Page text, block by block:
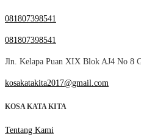
081807398541
081807398541
Jln. Kelapa Puan XIX Blok AJ4 No 8
kosakatakita2017@gmail.com
KOSA KATA KITA
Tentang Kami